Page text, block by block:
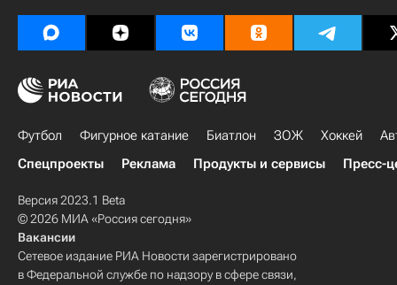
Футбол Фигурное катание Биатлон ЗОЖ Хоккей
Спецпроекты
Реклама Продукты и сервисы Пресс-
Версия 2023.1 Beta
© 2026 МИА «Россия сегодня»
Вакансии
Сетевое издание РИА Новости зарегистрировано
в Федеральной службе по надзору в сфере связи,